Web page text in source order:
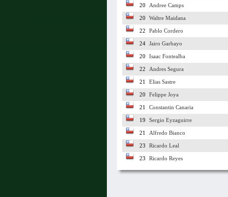
20 Andree Camps
20 Waltre Maidana
22 Pablo Cordero
24 Jairo Garbayo
20 Isaac Fontealba
22 Andres Segura
21 Elias Sastre
20 Felippe Joya
21 Constantin Canaria
19 Sergio Eyzaguirre
21 Alfredo Bianco
23 Ricardo Leal
23 Ricardo Reyes